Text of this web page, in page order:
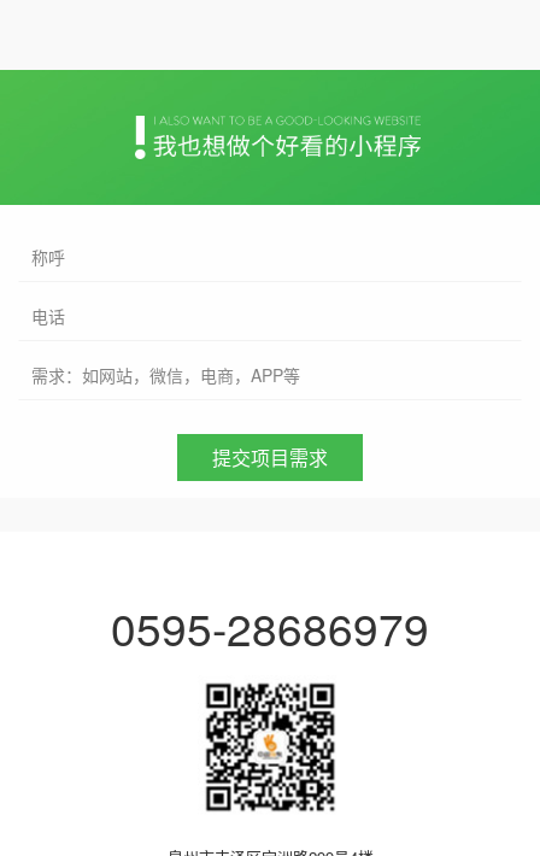
称呼
电话
需求：如网站，微信，电商，APP等
0595-28686979